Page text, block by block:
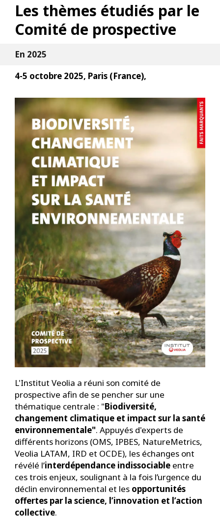
Les thèmes étudiés par le
Comité de prospective
En 2025
4-5 octobre 2025, Paris (France),
L'Institut Veolia a réuni son comité de
prospective afin de se pencher sur une
thématique centrale : "Biodiversité,
changement climatique et impact sur la santé
environnementale". Appuyés d'experts de
différents horizons (OMS, IPBES, NatureMetrics,
Veolia LATAM, IRD et OCDE), les échanges ont
révélé l’interdépendance indissociable entre
ces trois enjeux, soulignant à la fois l’urgence du
déclin environnemental et les opportunités
offertes par la science, l’innovation et l’action
collective.